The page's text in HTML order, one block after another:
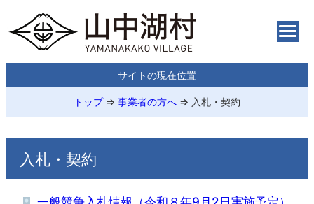
サイトの現在位置
トップ⇒ 事業者の方へ ⇒ 入札・契約
入札・契約